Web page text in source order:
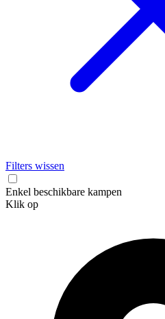
Filters wissen
Enkel beschikbare kampen
Klik op